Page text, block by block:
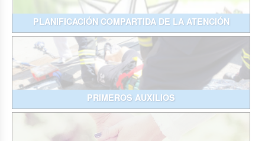
PLANIFICACIÓN COMPARTIDA DE LA ATENCIÓN
PRIMEROS AUXILIOS